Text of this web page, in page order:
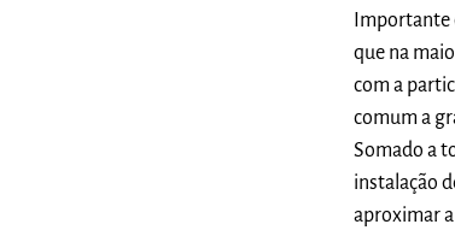
Importante
que na
com a
comum a
Somado a
instalação
aproximar